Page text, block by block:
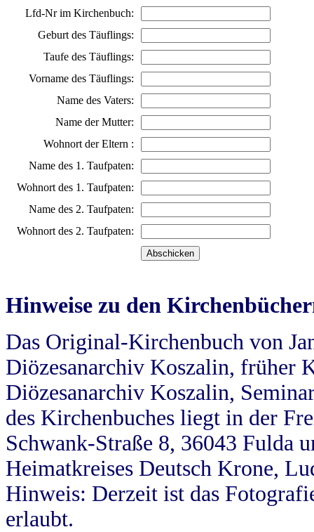
Lfd-Nr im Kirchenbuch:
Geburt des Täuflings:
Taufe des Täuflings:
Vorname des Täuflings:
Name des Vaters:
Name der Mutter:
Wohnort der Eltern :
Name des 1. Taufpaten:
Wohnort des 1. Taufpaten:
Name des 2. Taufpaten:
Wohnort des 2. Taufpaten:
Hinweise zu den
Das Original-Kirchenbuch von
Diözesanarchiv Koszalin, früher
Diözesanarchiv Koszalin,
des Kirchenbuches liegt in der
Schwank-Straße 8, 36043 Fulda
Heimatkreises Deutsch Krone,
Hinweis: Derzeit ist das
erlaubt.